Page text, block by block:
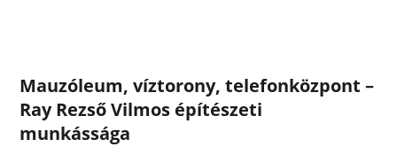
Mauzóleum, víztorony, telefonközpont –
Ray Rezső Vilmos építészeti
munkássága